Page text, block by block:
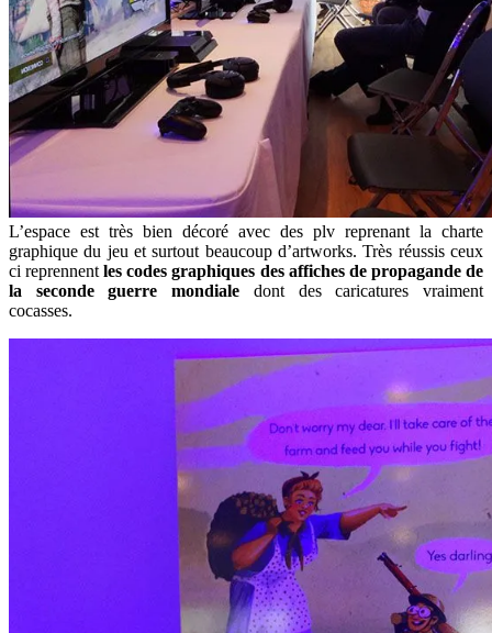
L’espace est très bien décoré avec des plv reprenant la charte
graphique du jeu et surtout beaucoup d’artworks. Très réussis ceux
ci reprennentles codes graphiques des affiches de propagande de
la seconde guerre mondiale dont des caricatures vraiment
cocasses.